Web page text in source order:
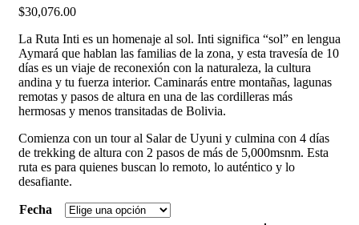
$30,076.00
La Ruta Inti es un homenaje al sol. Inti significa “sol” en lengua
Aymará que hablan las familias de la zona, y esta travesía de 10
días es un viaje de reconexión con la naturaleza, la cultura
andina y tu fuerza interior. Caminarás entre montañas, lagunas
remotas y pasos de altura en una de las cordilleras más
hermosas y menos transitadas de Bolivia.
Comienza con un tour al Salar de Uyuni y culmina con 4 días
de trekking de altura con 2 pasos de más de 5,000msnm. Esta
ruta es para quienes buscan lo remoto, lo auténtico y lo
desafiante.
Fecha